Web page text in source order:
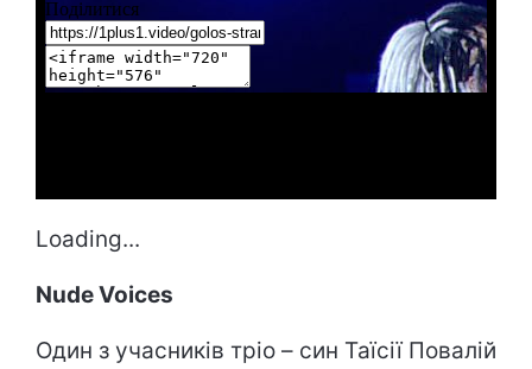
Loading...
Nude Voices
Один з учасників тріо – син Таїсії Повалій